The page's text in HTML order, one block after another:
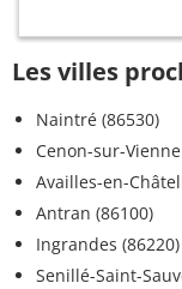
Les villes
Naintré (86530)
Cenon-sur-
Availles-en-
Antran (86100)
Ingrandes (86220)
Senillé-Saint-